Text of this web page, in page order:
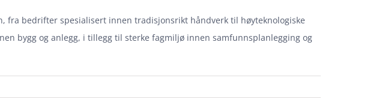
bedrifter spesialisert innen tradisjonsrikt håndverk til høyteknologiske
bygg og anlegg, i tillegg til sterke fagmiljø innen samfunnsplanlegging og